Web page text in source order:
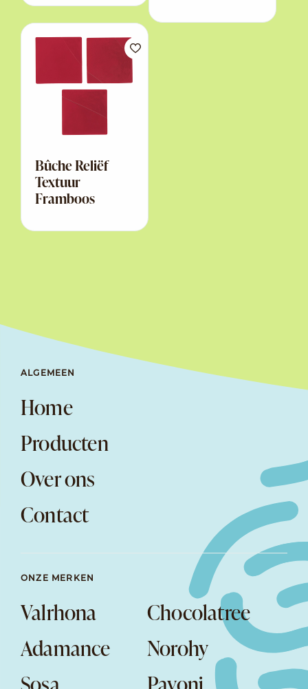
Bûche Reliëf
Textuur
Framboos
ALGEMEEN
Home
Producten
Over ons
Contact
ONZE MERKEN
Valrhona
Chocolatree
Adamance
Norohy